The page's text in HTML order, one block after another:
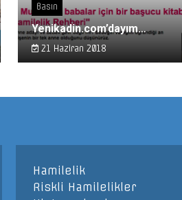
Basın
Yenikadin.com’dayım…
21 Haziran 2018
Hamilelik
Riskli Hamilelikler